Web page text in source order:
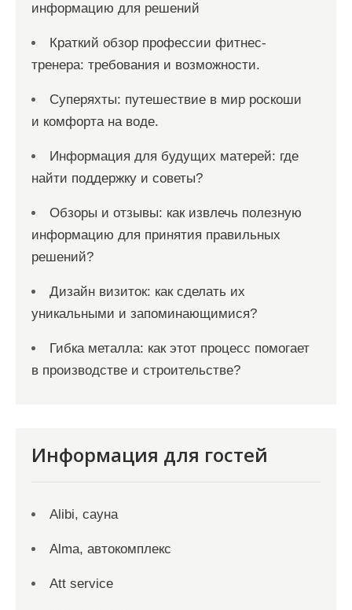
информацию для решений
Краткий обзор профессии фитнес-
тренера: требования и возможности.
Суперяхты: путешествие в мир роскоши
и комфорта на воде.
Информация для будущих матерей: где
найти поддержку и советы?
Обзоры и отзывы: как извлечь полезную
информацию для принятия правильных
решений?
Дизайн визиток: как сделать их
уникальными и запоминающимися?
Гибка металла: как этот процесс помогает
в производстве и строительстве?
Информация для гостей
Alibi, сауна
Alma, автокомплекс
Att service